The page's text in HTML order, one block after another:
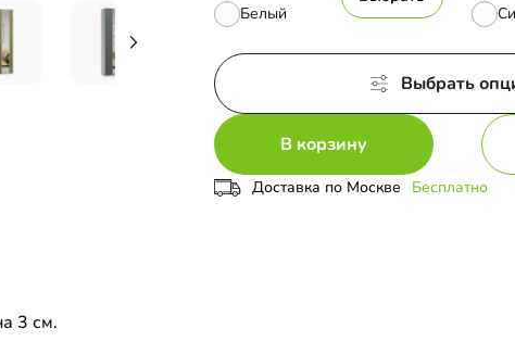
Белый
Выбрать
В корзину
Доставка по Москве Бесплатно
3 см.